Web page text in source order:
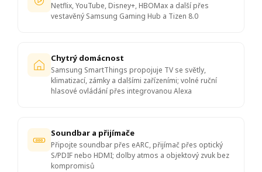
Netflix, YouTube, Disney+, HBOMax a další přes
vestavěný Samsung Gaming Hub a Tizen 8.0
Chytrý domácnost
Samsung SmartThings propojuje TV se světly,
klimatizací, zámky a dalšími zařízeními; volné ruční
hlasové ovládání přes integrovanou Alexa
Soundbar a přijímače
Připojte soundbar přes eARC, přijímač přes optický
S/PDIF nebo HDMI; dolby atmos a objektový zvuk bez
kompromisů